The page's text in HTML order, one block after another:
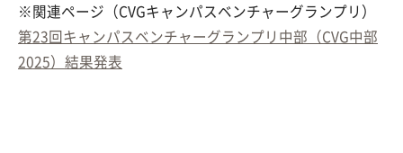
※関連ページ（CVGキャンパスベンチャーグランプリ）
第23回キャンパスベンチャーグランプリ中部（CVG中部
2025）結果発表